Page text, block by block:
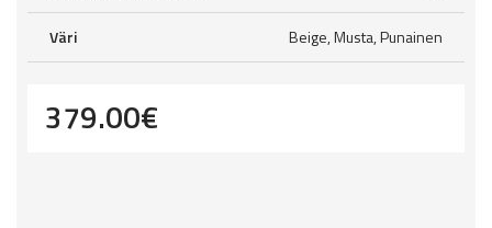
Väri Beige, Musta, Punainen
379.00€